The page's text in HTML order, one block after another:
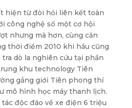
hiện từ đòi hỏi liên kết toàn
công nghệ số một cơ hội
nhưng mà hơn, cùng căn
thời điểm 2010 khi hầu cũng
dò la nghiên cứu tại phần
khu technology Tiên
gắng giới Tiên phong thí
mô hình học máy thanh lịch.
tác độc đáo về xe điện 6 triệu